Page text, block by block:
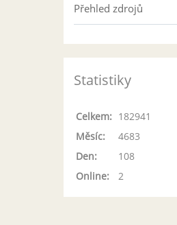
Přehled zdrojů
Statistiky
Online: 2
Celkem: 182941
Měsíc:
4683
Den:
108